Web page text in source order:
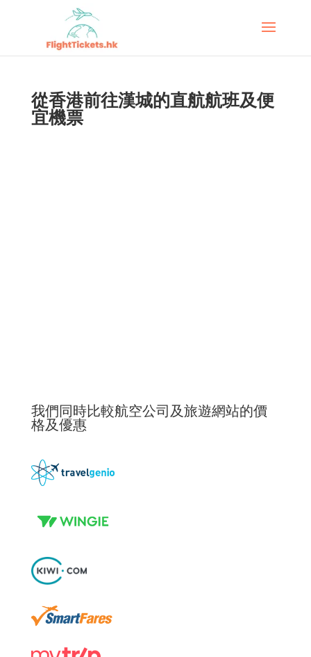
從香港前往漢城的直航航班及便
宜機票
我們同時比較航空公司及旅遊網站的價
格及優惠